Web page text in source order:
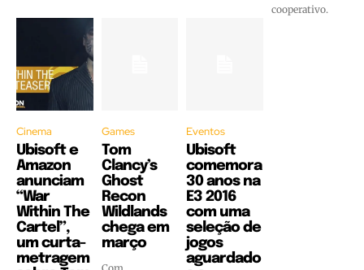
cooperativo.
Cinema
Ubisoft e
Amazon
anunciam
“War
Within The
Cartel”,
um curta-
metragem
Games
Tom
Clancy’s
Ghost
Recon
Wildlands
chega em
março
Eventos
Ubisoft
comemora
30 anos na
E3 2016
com uma
seleção de
jogos
aguardado